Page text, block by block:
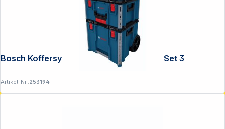
Bosch Koffersystem L-BOXX Contractor Set 3
Artikel-Nr.:253194